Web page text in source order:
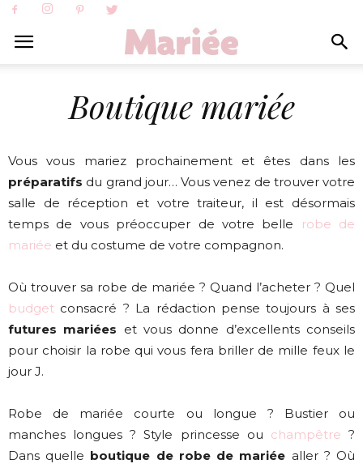
Boutique mariée
Vous vous mariez prochainement et êtes dans les
préparatifs du grand jour… Vous venez de trouver votre
salle de réception et votre traiteur, il est désormais
temps de vous préoccuper de votre belle
robe de
mariée et du costume de votre compagnon.
Où trouver sa robe de mariée ? Quand l’acheter ? Quel
budget consacré ? La rédaction pense toujours à ses
futures mariées et vous donne d’excellents conseils
pour choisir la robe qui vous fera briller de mille feux le
jour J.
Robe de mariée courte ou longue ? Bustier ou
manches longues ? Style princesse ou champêtre ?
Dans quelle boutique de robe de mariée aller ? Où